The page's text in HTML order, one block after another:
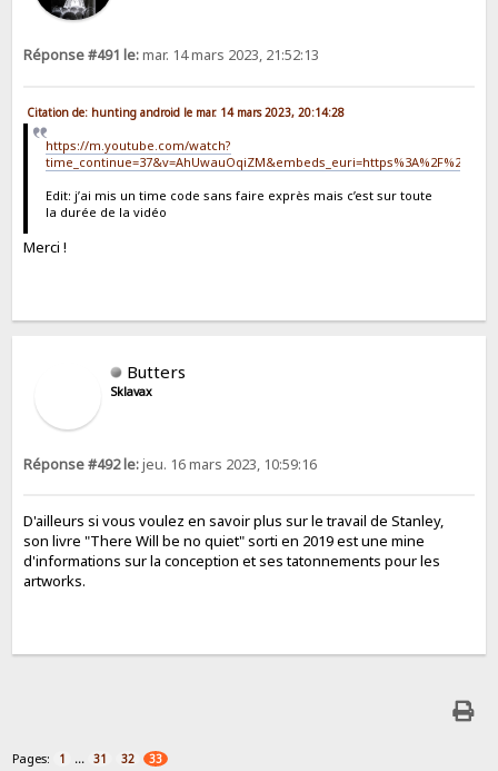
Réponse #491 le:mar. 14 mars 2023, 21:52:13
Citation de: hunting android le mar. 14 mars 2023, 20:14:28
https://m.youtube.com/watch?
Edit: j’ai mis un time code sans faire exprès mais c’est sur toute
la durée de la vidéo
Merci !
Butters
Sklavax
Réponse #492 le:jeu. 16 mars 2023, 10:59:16
D'ailleurs si vous voulez en savoir plus sur le travail de Stanley,
son livre "There Will be no quiet" sorti en 2019 est une mine
d'informations sur la conception et ses tatonnements pour les
artworks.
Pages: 1 ... 31 32 33